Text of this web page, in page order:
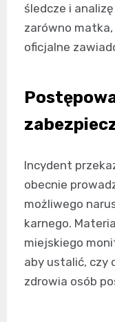
śledcze i
zarówno matka,
oficjalne
Incydent
obecnie
możliwego
karnego.
miejskiego
aby ustalić, czy
zdrowia osób